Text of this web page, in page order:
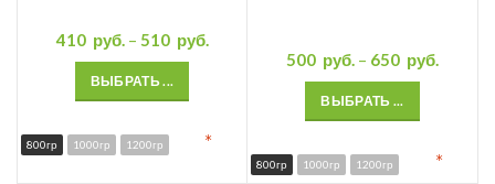
410 руб.– 510 руб.
ВЫБРАТЬ ...
800гр 1000гр 1200гр *
500 руб. – 650 руб.
ВЫБРАТЬ ...
800гр 1000гр 1200гр *